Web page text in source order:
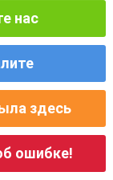
нас
здесь
ошибке!